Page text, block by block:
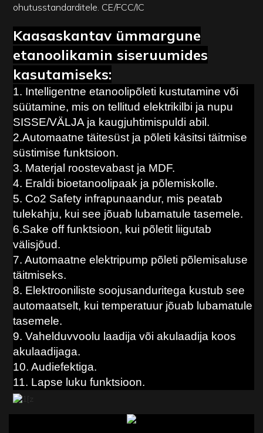
ohutusstandarditele. CE/FCC/IC
Kaasaskantav ümmargune
etanoolikamin siseruumides
kasutamiseks:
1. Intelligentne etanoolipõleti kustutamine või
süütamine, mis on tellitud elektrikilbi ja nupu
SISSE/VÄLJA ja kaugjuhtimispuldi abil.
2.Automaatne täitesüst ja põleti käsitsi täitmise
süstimise funktsioon.
3. Materjal roostevabast ja MDF.
4. Eraldi bioetanoolipaak ja põlemiskolle.
5. Co2 Safety infrapunaandur, mis peatab
tulekahju, kui see jõuab lubamatule tasemele.
6.Sake off funktsioon, kui põletit liigutab
välisjõud.
7. Automaatne elektripump põleti põlemisaluse
täitmiseks.
8. Elektrooniliste soojusanduritega kustub see
automaatselt, kui temperatuur jõuab lubamatule
tasemele.
9. Vahelduvvoolu laadija või akulaadija koos
akulaadijaga.
10. Audiefektiga.
11. Lapse luku funktsioon.